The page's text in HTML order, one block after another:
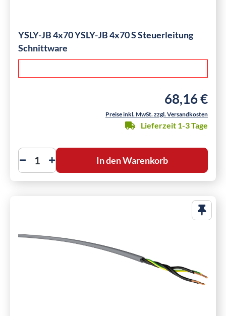
YSLY-JB 4x70 YSLY-JB 4x70 S Steuerleitung
Schnittware
Regulärer
68,16 €
Preise inkl. MwSt. zzgl. Versandkosten
Lieferzeit 1-3 Tage
In den Warenkorb